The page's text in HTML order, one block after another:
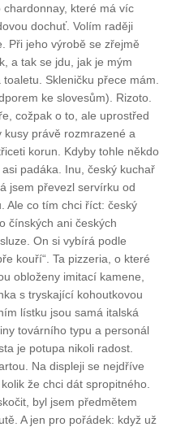
které má víc
dochuť. Volím raději
Při jeho výrobě se zřejmě
a tak se jdu, jak je mým
Skleničku přece mám.
ke slovesům). Rizoto.
cožpak o to, ale uprostřed
kusy právě rozmrazené a
korun. Kdyby tohle někdo
padáka. Inu, český kuchař
jsem převezl servírku od
Ale co tím chci říct: český
čínských ani českých
On si vybírá podle
kouří“. Ta pizzeria, o které
obloženy imitací kamene,
s tryskající kohoutkovou
lístku jsou samá italská
továrního typu a personál
je potupa nikoli radost.
Na displeji se nejdříve
že chci dát spropitného.
byl jsem předmětem
A jen pro pořádek: když už